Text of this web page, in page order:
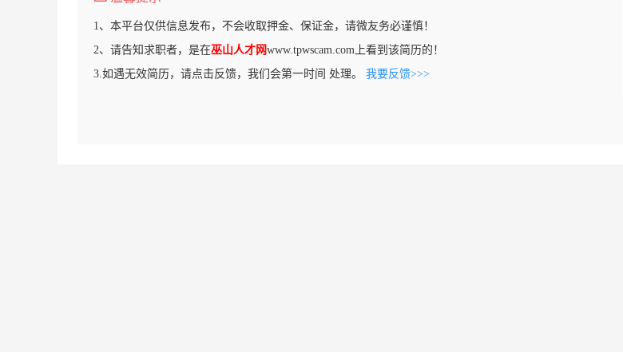
1、本平台仅供信息发布，不会收取押金、保证金，请微友务必谨慎！
2、请告知求职者，是在巫山人才网www.tpwscam.com上看到该简历的！
3.如遇无效简历，请点击反馈，我们会第一时间 处理。 我要反馈>>>